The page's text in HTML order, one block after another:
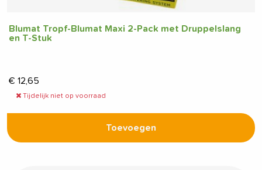
Blumat Tropf-Blumat Maxi 2-Pack met Druppelslang
en T-Stuk
€ 12,65
Tijdelijk niet op voorraad
Toevoegen